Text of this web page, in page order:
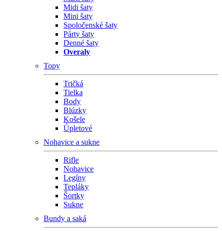
Midi šaty
Mini šaty
Spoločenské šaty
Párty šaty
Denné šaty
Overaly
Topy
Tričká
Tielka
Body
Blúzky
Košele
Úpletové
Nohavice a sukne
Rifle
Nohavice
Legíny
Tepláky
Šortky
Sukne
Bundy a saká